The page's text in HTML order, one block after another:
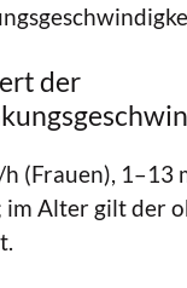
der
(Frauen), 1–13
im Alter gilt der